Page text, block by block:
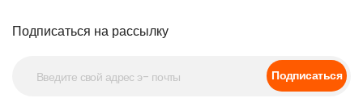
Подписаться на рассылку
Подписаться